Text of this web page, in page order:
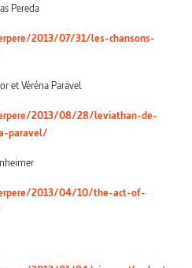
Pereda
2013/07/31/les-chansons-
et Véréna Paravel
2013/08/28/leviathan-de-
paravel/
2013/04/10/the-act-of-